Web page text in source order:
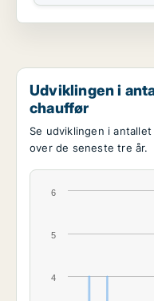
Udviklingen i
chauffør
Se udviklingen i
over de seneste tre år.
4
5
6